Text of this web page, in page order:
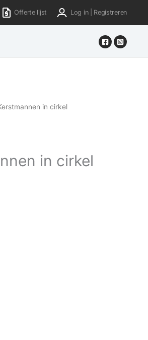
Offerte lijst Log in | Registreren
in cirkel
in cirkel